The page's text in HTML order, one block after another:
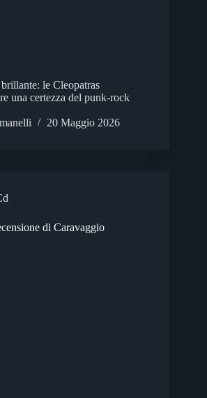
le Cleopatras
una certezza del punk-rock
20 Maggio 2026
di Caravaggio